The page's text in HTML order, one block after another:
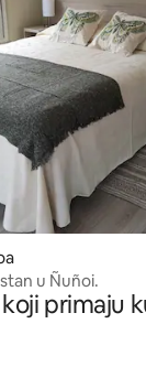
u Ñuñoi.
primaju